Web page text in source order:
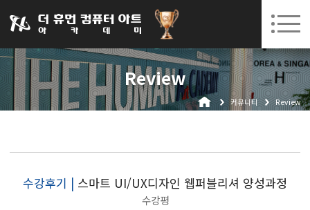
031-252-7277 수원캠퍼스 개강 08. 12.(수)
로그인 회원가입 고객센터
Review
커뮤니티 Review
수강후기 | 스마트 UI/UX디자인 웹퍼블리셔 양성과정
수강평
아카데미소개
인사말
오시는길